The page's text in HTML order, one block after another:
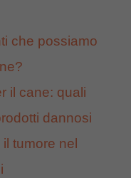
che possiamo
il cane: quali
dannosi
tumore nel